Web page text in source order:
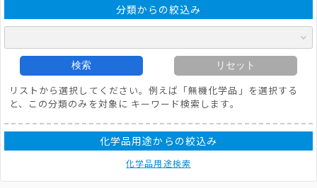
分類からの絞込み
検索 リセット
リストから選択してください。例えば「無機化学品」を選択する
と、この分類のみを対象に キーワード検索します。
化学品用途からの絞込み
化学品用途検索